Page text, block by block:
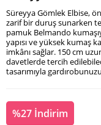
Süreyya Gömlek Elbise,
zarif bir duruş sunarken
pamuk Belmando
yapısı ve yüksek kumaş
imkânı sağlar. 150 cm
davetlerde tercih
tasarımıyla
%27 İndirim